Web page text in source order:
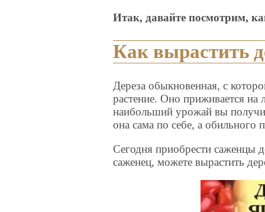
Итак, давайте посмотрим,
Как вырастить
Дереза обыкновенная, с
растение. Оно приживается
наибольший урожай вы
она сама по себе, а обильного
Сегодня приобрести саженцы
саженец, можете вырастить